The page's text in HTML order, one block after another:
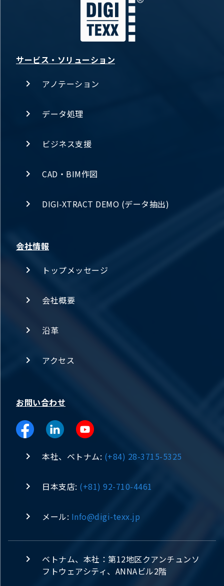
サービス・ソリューション
アノテーション
データ処理
ビジネス支援
CAD・BIM作図
DIGI-XTRACT DEMO (データ抽出)
会社情報
トップメッセージ
会社概要
沿革
アクセス
お問い合わせ
本社、ベトナム: (+84) 28-3715-5325
日本支店: (+81) 92-710-4461
メール: Info@digi-texx.jp
ベトナム、本社：第12地区クアンチュンソ
フトウェアシティ、ANNAビル2階